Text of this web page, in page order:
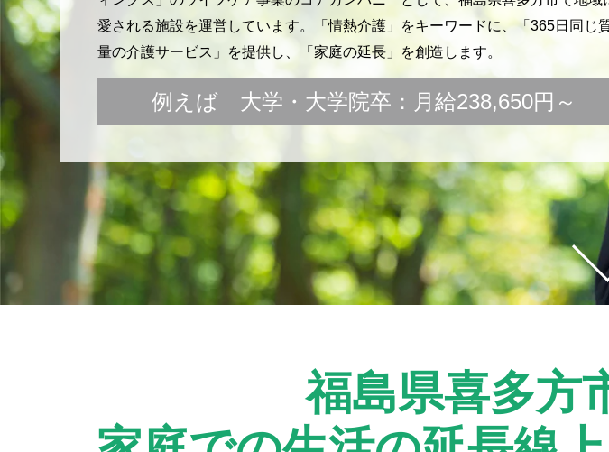
愛される施設を運営しています。「情熱介護」をキーワードに、「365日同じ
量の介護サービス」を提供し、「家庭の延長」を創造します。
例えば 大学・大学院卒：月給238,650円～
福島県喜多方